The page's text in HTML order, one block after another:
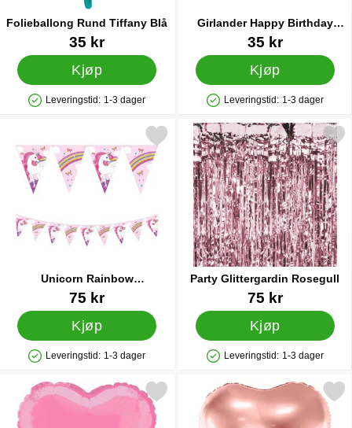
Folieballong Rund Tiffany Blå
Varenummer 14477
35 kr
Kjøp
Produkttilgjengelighet: På lager
Leveringstid: 1-3 dager
Girlander Happy Birthday
Regnbueskimrende
Varenummer 33126
35 kr
Kjøp
Produkttilgjengelighet: På lager
Leveringstid: 1-3 dager
Unicorn Rainbow
Flaggirlander
Varenummer 42200
75 kr
Kjøp
Produkttilgjengelighet: På lager
Leveringstid: 1-3 dager
Merk unicorn Rainbow Flaggirlander som favoritt
Party Glittergardin Rosegull
Varenummer 20486
75 kr
Kjøp
Produkttilgjengelighet: På lager
Leveringstid: 1-3 dager
Merk party Glittergardin
Merk folieballong Hjerte Rosa som favoritt
Merk hjerteballong